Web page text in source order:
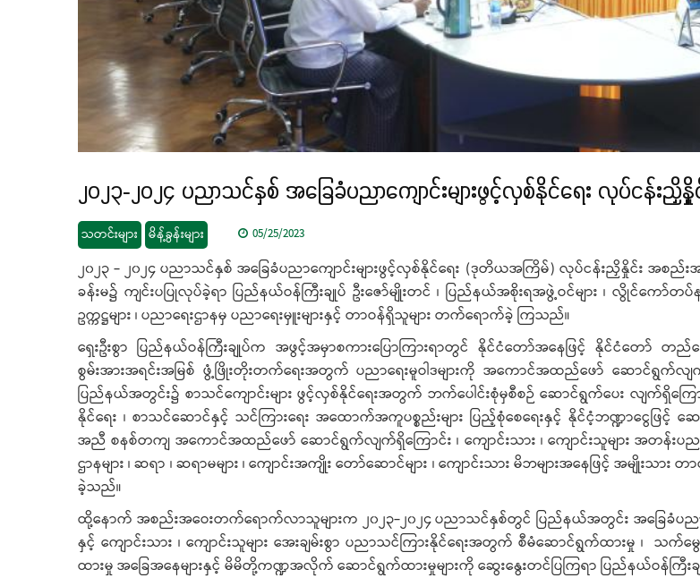
၂၀၂၃-၂၀၂၄ ပညာသင်နှစ် အခြေခံပညာကျောင်းများဖွင့်လှစ်နိုင်ရေး လုပ်ငန်းညှိ
သတင်းများ မိန့်ခွန်းများ 05/25/2023
၂၀၂၃ - ၂၀၂၄ ပညာသင်နှစ် အခြေခံပညာကျောင်းများဖွင့်လှစ်နိုင်ရေး (ဒုတိယအကြိမ်) လုပ်ငန်းညှိနှိုင်း အ
ခန်းမ၌ ကျင်းပပြုလုပ်ခဲ့ရာ ပြည်နယ်ဝန်ကြီးချုပ် ဦးဇော်မျိုးတင် ၊ ပြည်နယ်အစိုးရအဖွဲ့ဝင်များ ၊ လွိုင်ကော်
ဥက္ကဋ္ဌများ ၊ ပညာရေးဌာနမှ ပညာရေးမှူးများနှင့် တာဝန်ရှိသူများ တက်ရောက်ခဲ့ ကြသည်။
ရှေးဦးစွာ ပြည်နယ်ဝန်ကြီးချုပ်က အဖွင့်အမှာစကားပြောကြားရာတွင် နိုင်ငံတော်အနေဖြင့် နိုင်ငံတော်
စွမ်းအားအရင်းအမြစ် ဖွံ့ဖြိုးတိုးတက်ရေးအတွက် ပညာရေးမူဝါဒများကို အကောင်အထည်ဖော် ဆောင်ရွက်လ
ပြည်နယ်အတွင်း၌ စာသင်ကျောင်းများ ဖွင့်လှစ်နိုင်ရေးအတွက် ဘက်ပေါင်းစုံမှစီစဉ် ဆောင်ရွက်ပေး လျက်ရှိကြော
နိုင်ရေး ၊ စာသင်ဆောင်နှင့် သင်ကြားရေး အထောက်အကူပစ္စည်းများ ပြည့်စုံစေရေးနှင့် နိုင်ငံ့ဘဏ္ဍာငွေဖြ
အညီ စနစ်တကျ အကောင်အထည်ဖော် ဆောင်ရွက်လျက်ရှိကြောင်း ၊ ကျောင်းသား ၊ ကျောင်းသူများ အတန်
ဌာနများ ၊ ဆရာ ၊ ဆရာမများ ၊ ကျောင်းအကျိုး တော်ဆောင်များ ၊ ကျောင်းသား မိဘများအနေဖြင့် အမျိုးသာ
ခဲ့သည်။
ထို့နောက် အစည်းအဝေးတက်ရောက်လာသူများက ၂၀၂၃-၂၀၂၄ ပညာသင်နှစ်တွင် ပြည်နယ်အတွင်း အခြေခံပညာ
နှင့် ကျောင်းသား ၊ ကျောင်းသူများ အေးချမ်းစွာ ပညာသင်ကြားနိုင်ရေးအတွက် စီမံဆောင်ရွက်ထားမှု ၊ သက်
ထားမှု အခြေအနေများနှင့် မိမိတို့ကဏ္ဍအလိုက် ဆောင်ရွက်ထားမှုများကို ဆွေးနွေးတင်ပြကြရာ ပြည်နယ်ဝန်က